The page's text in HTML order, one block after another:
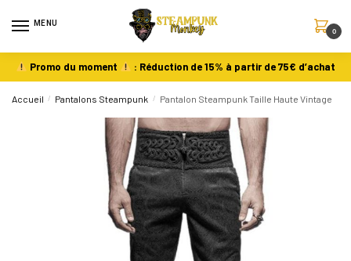
MENU
0
Promo du moment : Réduction de 15% à partir de 75€ d’achat
Accueil / Pantalons Steampunk / Pantalon Steampunk Taille Haute Vintage